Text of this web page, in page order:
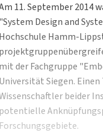
Dies ist insbesondere
sicherheitskritische
Luftfahrt oder
Beispielsweise in einem
ein Rechner unter
Regelfunktionen oder ist
Daten- bzw.
zentrale Abläufe wie
11. September 2014
"System Design and
Hochschule Hamm-
mit der Fachgruppe
Universität Siegen.
beider
potentielle
Forschungsgebiete.